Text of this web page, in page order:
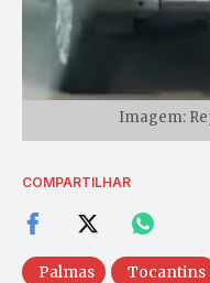
Imagem:
COMPARTILHAR
Palmas Tocantins